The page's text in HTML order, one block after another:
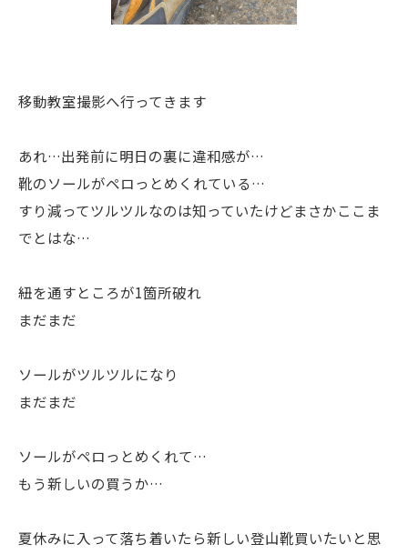
移動教室撮影へ行ってきます
あれ…出発前に明日の裏に違和感が…
靴のソールがペロっとめくれている…
すり減ってツルツルなのは知っていたけどまさかここま
でとはな…
紐を通すところが1箇所破れ
まだまだ
ソールがツルツルになり
まだまだ
ソールがペロっとめくれて…
もう新しいの買うか…
夏休みに入って落ち着いたら新しい登山靴買いたいと思